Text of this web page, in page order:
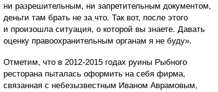
ни разрешительным, ни запретительным документом,
деньги там брать не за что. Так вот, после этого
и произошла ситуация, о которой вы знаете. Давать
оценку правоохранительным органам я не буду».
Отметим, что в 2012-2015 годах руины Рыбного
ресторана пыталась оформить на себя фирма,
связанная с небезызвестным Иваном Аврамовым,